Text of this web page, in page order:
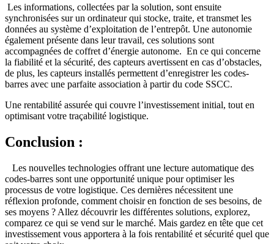
Les informations, collectées par la solution, sont ensuite
synchronisées sur un ordinateur qui stocke, traite, et transmet les
données au système d’exploitation de l’entrepôt. Une autonomie
également présente dans leur travail, ces solutions sont
accompagnées de coffret d’énergie autonome. En ce qui concerne
la fiabilité et la sécurité, des capteurs avertissent en cas d’obstacles,
de plus, les capteurs installés permettent d’enregistrer les codes-
barres avec une parfaite association à partir du code SSCC.
Une rentabilité assurée qui couvre l’investissement initial, tout en
optimisant votre traçabilité logistique.
Conclusion :
Les nouvelles technologies offrant une lecture automatique des
codes-barres sont une opportunité unique pour optimiser les
processus de votre logistique. Ces dernières nécessitent une
réflexion profonde, comment choisir en fonction de ses besoins, de
ses moyens ? Allez découvrir les différentes solutions, explorez,
comparez ce qui se vend sur le marché. Mais gardez en tête que cet
investissement vous apportera à la fois rentabilité et sécurité quel que